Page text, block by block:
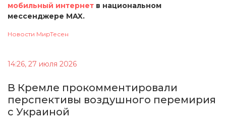
мобильный интернет в национальном
мессенджере MAX.
Новости МирТесен
14:26, 27 июля 2026
В Кремле прокомментировали
перспективы воздушного перемирия
с Украиной